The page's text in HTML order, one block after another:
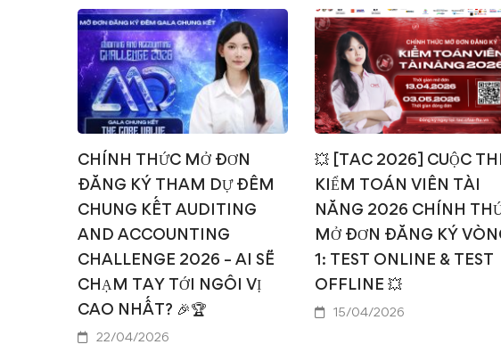
CHÍNH THỨC MỞ ĐƠN
ĐĂNG KÝ THAM DỰ ĐÊM
CHUNG KẾT AUDITING
AND ACCOUNTING
CHALLENGE 2026 – AI SẼ
CHẠM TAY TỚI NGÔI VỊ
CAO NHẤT? 🎉🏆
22/04/2026
💥 [TAC 2026] CUỘC THI
KIỂM TOÁN VIÊN TÀI
NĂNG 2026 CHÍNH
MỞ ĐƠN ĐĂNG KÝ
1: TEST ONLINE & TEST
OFFLINE 💥
15/04/2026